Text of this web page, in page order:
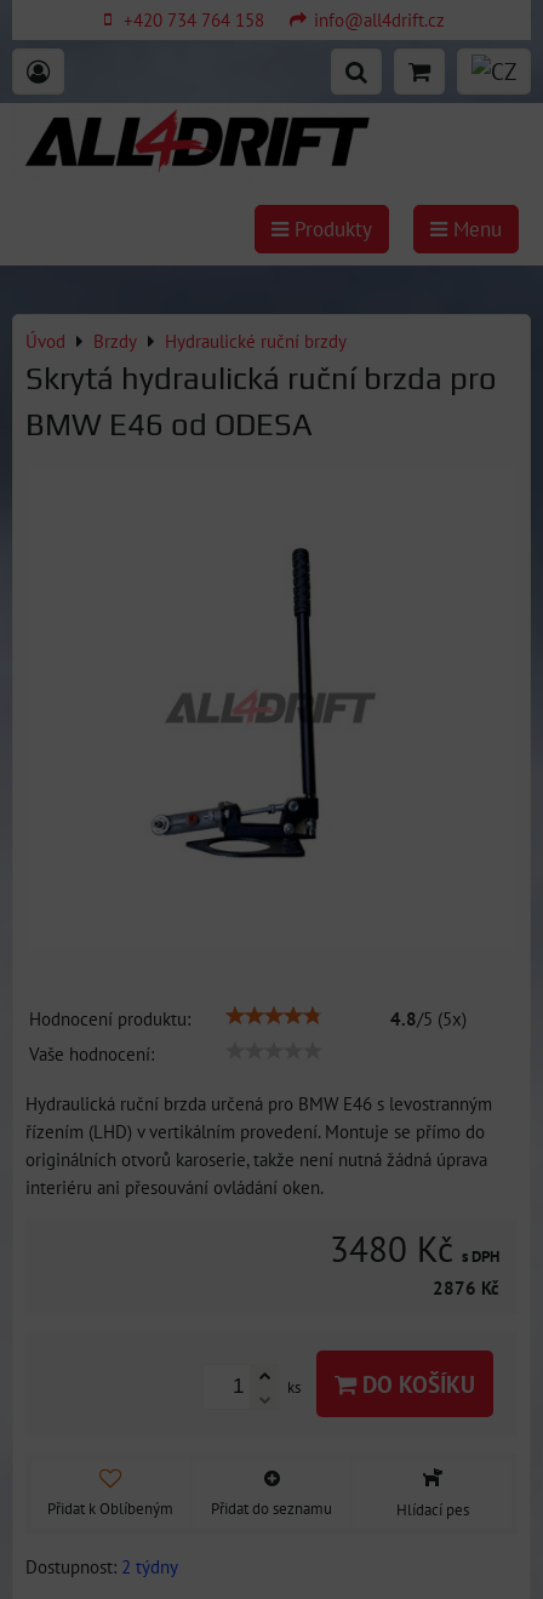
+420 734 764 158 info@all4drift.cz
Produkty Menu
Úvod Brzdy Hydraulické ruční brzdy
Skrytá hydraulická ruční brzda pro
BMW E46 od ODESA
Hodnocení produktu: 4.8/5 (5x)
Vaše hodnocení:
Hydraulická ruční brzda určená pro BMW E46 s levostranným
řízením (LHD) v vertikálním provedení. Montuje se přímo do
originálních otvorů karoserie, takže není nutná žádná úprava
interiéru ani přesouvání ovládání oken.
3480 Kč s DPH
2876 Kč
ks DO KOŠÍKU
Přidat k Oblíbeným Přidat do seznamu Hlídací pes
Dostupnost: 2 týdny